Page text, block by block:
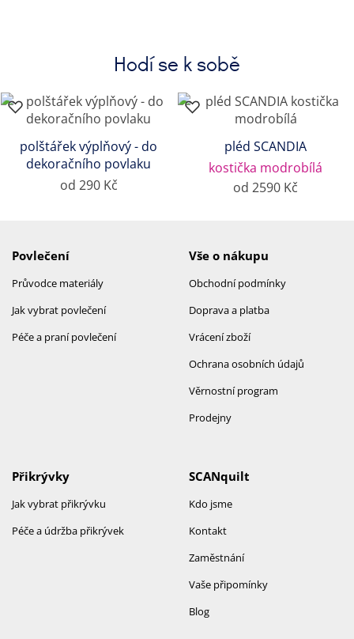
Hodí se k sobě
polštářek výplňový - do
dekoračního povlaku
od 290 Kč
pléd SCANDIA
kostička modrobílá
od 2590 Kč
Povlečení
Průvodce materiály
Jak vybrat povlečení
Péče a praní povlečení
Vše o nákupu
Obchodní podmínky
Doprava a platba
Vrácení zboží
Ochrana osobních údajů
Věrnostní program
Prodejny
SCANquilt
Kdo jsme
Kontakt
Zaměstnání
Vaše připomínky
Blog
Přikrývky
Jak vybrat přikrývku
Péče a údržba přikrývek